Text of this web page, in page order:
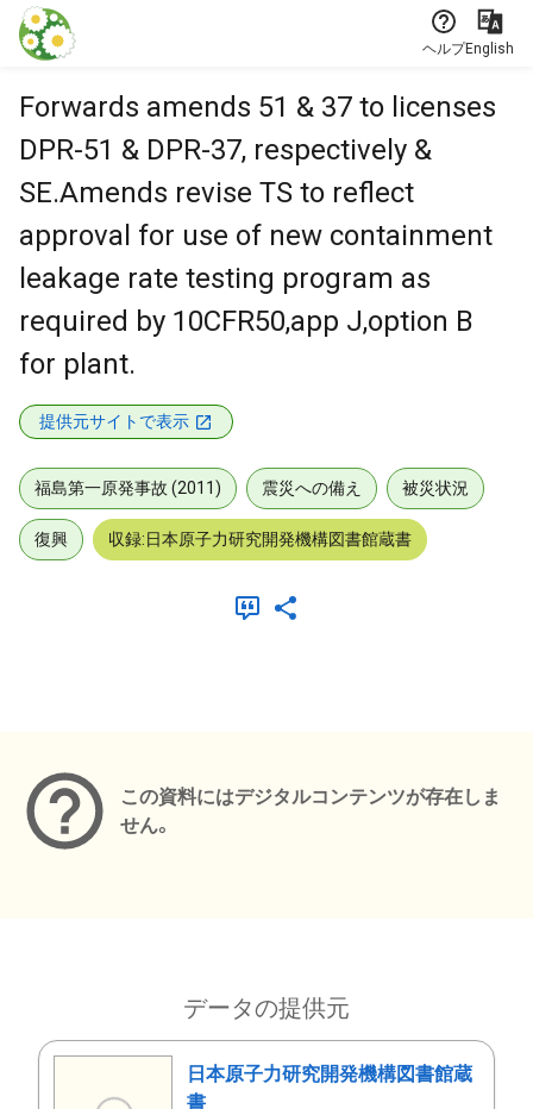
本文に飛ぶ
ヘルプEnglish
Forwards amends 51 & 37 to licenses
DPR-51 & DPR-37, respectively &
SE.Amends revise TS to reflect
approval for use of new containment
leakage rate testing program as
required by 10CFR50,app J,option B
for plant.
提供元サイトで表示
福島第一原発事故 (2011) 震災への備え 被災状況
復興 収録:日本原子力研究開発機構図書館蔵書
この資料にはデジタルコンテンツが存在しま
せん。
データの提供元
日本原子力研究開発機構図書館蔵
書